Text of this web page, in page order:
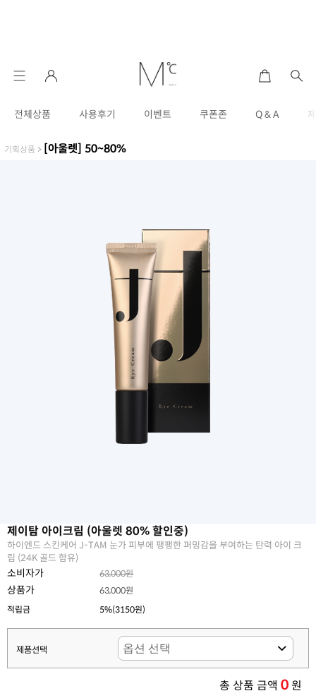
전체상품 사용후기 이벤트 쿠폰존 Q & A
기획상품 > [아울렛] 50~80%
제이탐 아이크림 (아울렛 80% 할인중)
하이엔드 스킨케어 J-TAM 눈가 피부에 팽팽한 퍼밍감을 부여하는 탄력 아이 크
림 (24K 골드 함유)
소비자가 63,000원
상품가
63,000원
적립금
5%(3150원)
제품선택
총 상품 금액 0원